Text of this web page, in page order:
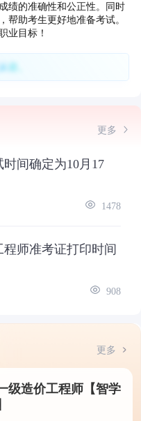
绩的准确性和公正性。同时
帮助考生更好地准备考试。
业目标！
容。
更多
间确定为10月17
1478
程师准考证打印时间
908
更多
级造价工程师【智学